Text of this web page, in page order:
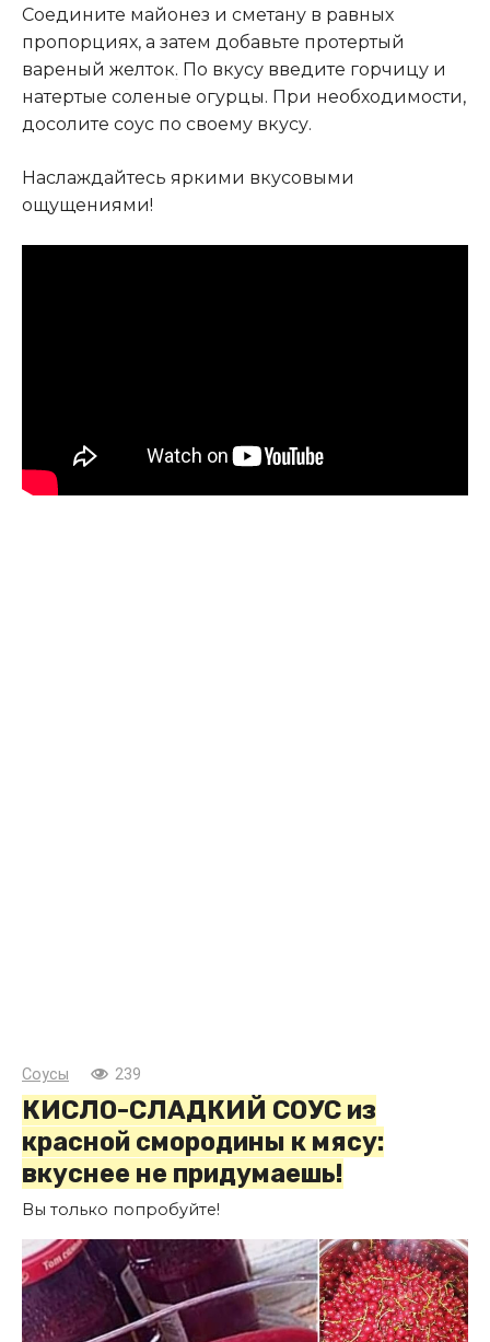
Cоедините майонез и сметану в равных
пропорциях, а затем добавьте протертый
вареный желток. По вкусу введите горчицу и
натертые соленые огурцы. При необходимости,
досолите соус по своему вкусу.
Наслаждайтесь яркими вкусовыми
ощущениями!
Соусы 239
КИСЛО-СЛАДКИЙ СОУС из
красной смородины к мясу:
вкуснее не придумаешь!
Вы только попробуйте!